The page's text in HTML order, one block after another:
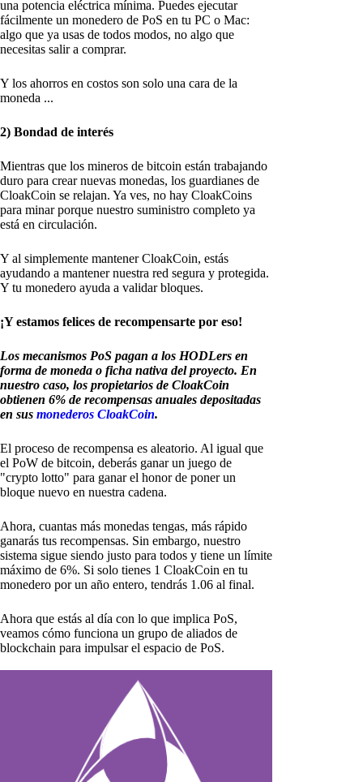
una potencia eléctrica mínima. Puedes ejecutar
fácilmente un monedero de PoS en tu PC o Mac:
algo que ya usas de todos modos, no algo que
necesitas salir a comprar.
Y los ahorros en costos son solo una cara de la
moneda ...
2) Bondad de interés
Mientras que los mineros de bitcoin están trabajando
duro para crear nuevas monedas, los guardianes de
CloakCoin se relajan. Ya ves, no hay CloakCoins
para minar porque nuestro suministro completo ya
está en circulación.
Y al simplemente mantener CloakCoin, estás
ayudando a mantener nuestra red segura y protegida.
Y tu monedero ayuda a validar bloques.
¡Y estamos felices de recompensarte por eso!
Los mecanismos PoS pagan a los HODLers en
forma de moneda o ficha nativa del proyecto. En
nuestro caso, los propietarios de CloakCoin
obtienen 6% de recompensas anuales depositadas
en sus monederos CloakCoin.
El proceso de recompensa es aleatorio. Al igual que
el PoW de bitcoin, deberás ganar un juego de
"crypto lotto" para ganar el honor de poner un
bloque nuevo en nuestra cadena.
Ahora, cuantas más monedas tengas, más rápido
ganarás tus recompensas. Sin embargo, nuestro
sistema sigue siendo justo para todos y tiene un límite
máximo de 6%. Si solo tienes 1 CloakCoin en tu
monedero por un año entero, tendrás 1.06 al final.
Ahora que estás al día con lo que implica PoS,
veamos cómo funciona un grupo de aliados de
blockchain para impulsar el espacio de PoS.